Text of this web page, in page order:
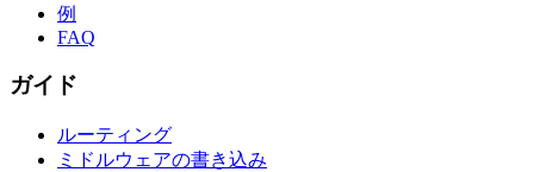
例
FAQ
ガイド
ルーティング
ミドルウェアの書き込み